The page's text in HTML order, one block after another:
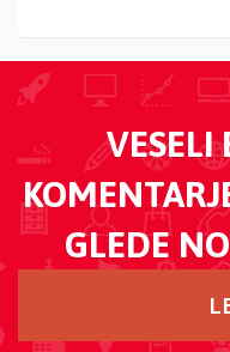
VESELI
GLEDE